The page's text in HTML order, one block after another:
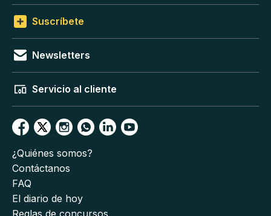
Suscríbete
Newsletters
Servicio al cliente
¿Quiénes somos?
Contáctanos
FAQ
El diario de hoy
Reglas de concursos